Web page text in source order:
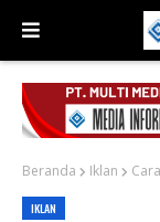
Beranda Iklan
IKLAN